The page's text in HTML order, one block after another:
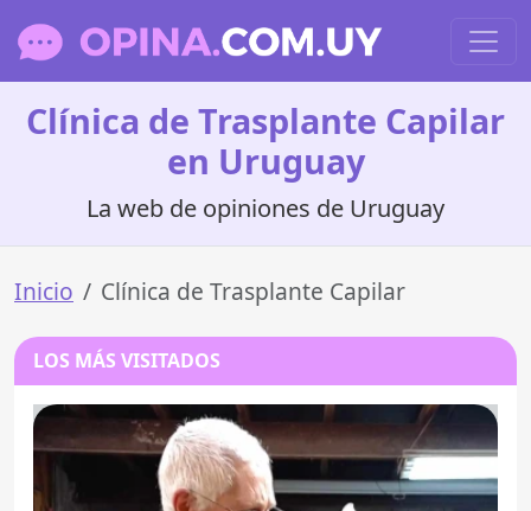
Clínica de Trasplante Capilar
en Uruguay
La web de opiniones de Uruguay
Inicio Clínica de Trasplante Capilar
LOS MÁS VISITADOS